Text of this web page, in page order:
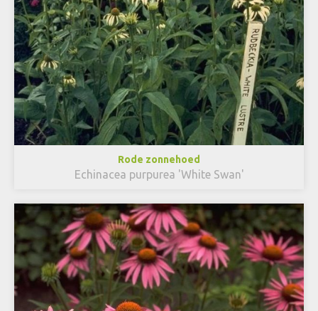
Rode zonnehoed
Echinacea purpurea 'White Swan'